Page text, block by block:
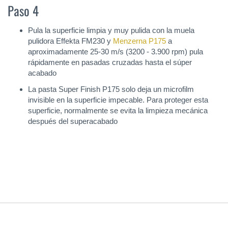
Paso 4
Pula la superficie limpia y muy pulida con la muela
pulidora Effekta FM230 y Menzerna P175 a
aproximadamente 25-30 m/s (3200 - 3.900 rpm) pula
rápidamente en pasadas cruzadas hasta el súper
acabado
La pasta Super Finish P175 solo deja un microfilm
invisible en la superficie impecable. Para proteger esta
superficie, normalmente se evita la limpieza mecánica
después del superacabado